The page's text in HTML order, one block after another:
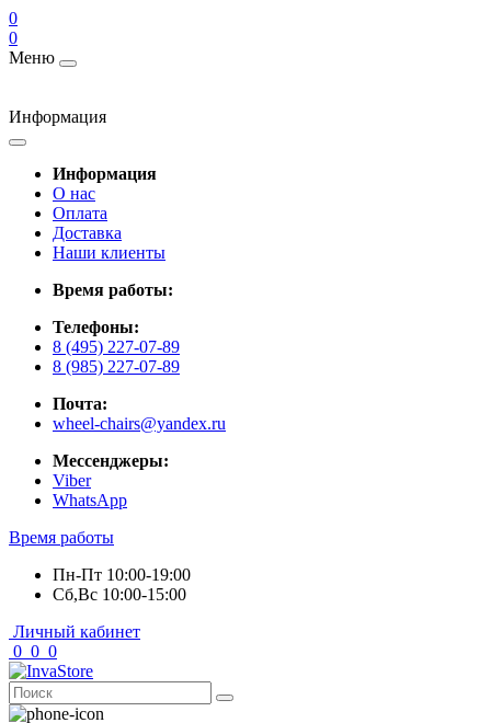
0
0
Меню
Информация
Информация
О нас
Оплата
Доставка
Наши клиенты
Время работы:
Телефоны:
8 (495) 227-07-89
8 (985) 227-07-89
Почта:
wheel-chairs@yandex.ru
Мессенджеры:
Viber
WhatsApp
Время работы
Пн-Пт 10:00-19:00
Сб,Вс 10:00-15:00
Личный кабинет
0 0 0